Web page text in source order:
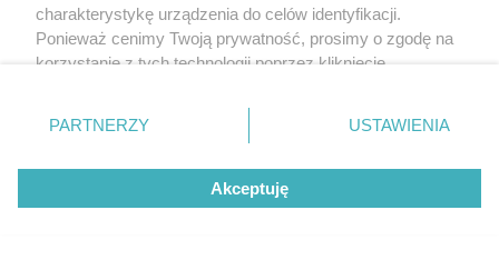
charakterystykę urządzenia do celów identyfikacji.
Ponieważ cenimy Twoją prywatność, prosimy o zgodę na
korzystanie z tych technologii poprzez kliknięcie
zmienić/wycofać klikając przycisk ustawień prywatności
znajdujący się w lewym dolnym rogu strony
rodzaje przetwarzania danych nie wymagają zgody
użytkownika, ale masz prawo sprzeciwić się takiemu
przetwarzaniu. Preferencje będą miały zastosowanie tylko
PARTNERZY USTAWIENIA
Akceptuję